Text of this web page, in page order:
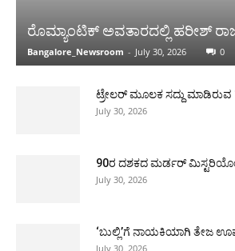
Demand Cabinet Berth for
ಕಾಂಗ್ರೆಸ್‌ ಜಿಲ್ಲಾಧ್ಯಕ್ಷರ ವಿರುದ್ಧ ತಿರುಗಿಬಿದ್ದ
00:54
ಬಿಸಿಊಟ ವಿತರಣೆ ಕಂಡು ಆಡಳಿತದ
ಕೆಂಡಾಮಂಡಲವಾದ ಪೋಷಕರು
00:30
ರೊಮ್ಯಾಂಟಿಕ್ ಅವತಾರದಲ್ಲಿ ಹರೀಶ್
Bangalore_Newsroom - July 30, 2026 0
ಟ್ರೇಲರ್ ಮೂಲಕ ಸದ್ದು ಮಾಡಿರುವ
July 30, 2026
90ರ ದಶಕದ ಮರ್ಡರ್
July 30, 2026
‘ಬುಲ್ಲಿ’ಗೆ ನಾಯಕಿಯಾಗಿ ತೇಜ
July 30, 2026